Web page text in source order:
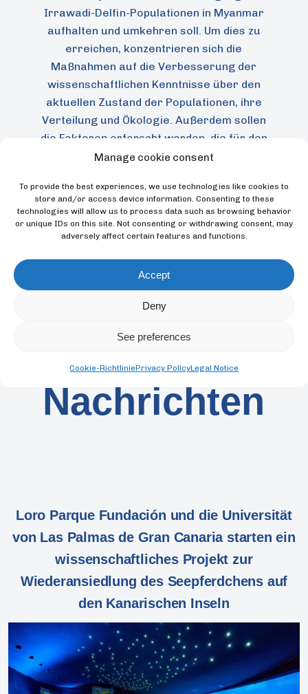
Manage cookie consent
To provide the best experiences, we use technologies like cookies to
store and/or access device information. Consenting to these
technologies will allow us to process data such as browsing behavior
or unique IDs on this site. Not consenting or withdrawing consent, may
adversely affect certain features and functions.
Accept
Deny
See preferences
Cookie-RichtliniePrivacy PolicyLegal Notice
Irrawadi-Delfin-Populationen in Myanmar
aufhalten und umkehren soll. Um dies zu
erreichen, konzentrieren sich die
Maßnahmen auf die Verbesserung der
wissenschaftlichen Kenntnisse über den
aktuellen Zustand der Populationen, ihre
Verteilung und Ökologie. Außerdem sollen
die Faktoren erforscht werden, die für den
Rückgang ihrer Bestände verantwortlich
ausgesetzt sind, wirksam bekämpfen zu
können. Und schließlich sollen Maßnahmen
zur Sensibilisierung der lokalen
Bewusstsein für den Wert dieses Delfins
und die Beteiligung der lokalen Bevölkerung
an seinem Schutz zu erhöhen.
BLOG
Nachrichten
Loro Parque Fundación und die Universität
von Las Palmas de Gran Canaria starten ein
wissenschaftliches Projekt zur
Wiederansiedlung des Seepferdchens auf
den Kanarischen Inseln